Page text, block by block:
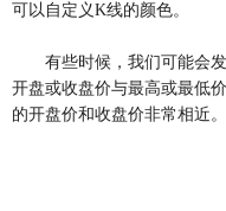
可以自定义K线的颜色。
有些时候，我们可能会发
开盘或收盘价与最高或最低
的开盘价和收盘价非常相近。